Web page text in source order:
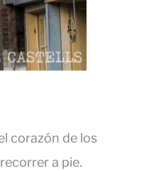
corazón de los
a pie.